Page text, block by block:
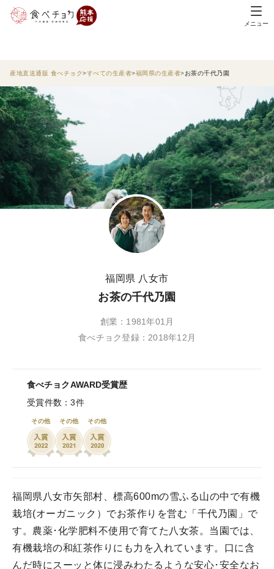
メニュー
産地直送通販 食べチョク すべての生産者 福岡県の生産者 お茶の千代乃園
福岡県 八女市
お茶の千代乃園
創業：1981年01月
食べチョク登録：2018年12月
食べチョクAWARD受賞歴
受賞件数：3件
その他 その他 その他
福岡県八女市矢部村、標高600mの雪ふる山の中で有機
栽培(オーガニック）でお茶作りを営む「千代乃園」で
す。農薬･化学肥料不使用で育てた八女茶。当園では、
有機栽培の和紅茶作りにも力を入れています。口に含
んだ時にスーッと体に浸みわたるような安心･安全なお